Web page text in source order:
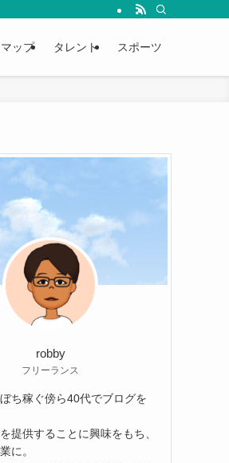
ップ タレント スポーツ
robby
フリーランス
ち稼ぐ傍ら40代でブログを
提供することに興味をもち、
に。